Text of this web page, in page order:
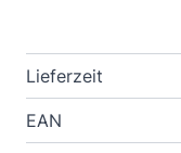
Lieferzeit
EAN